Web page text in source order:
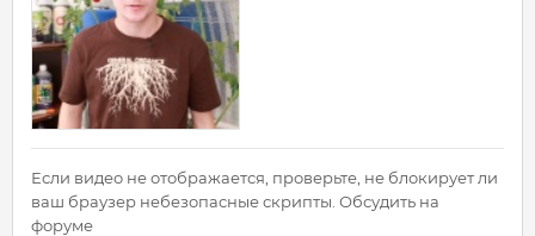
Если видео не отображается, проверьте, не блокирует ли
ваш браузер небезопасные скрипты. Обсудить на
форуме